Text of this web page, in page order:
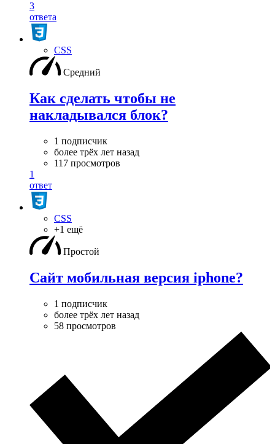
3
ответа
CSS
Средний
Как сделать чтобы не
накладывался блок?
1 подписчик
более трёх лет назад
117 просмотров
1
ответ
CSS
+1 ещё
Простой
Сайт мобильная версия iphone?
1 подписчик
более трёх лет назад
58 просмотров